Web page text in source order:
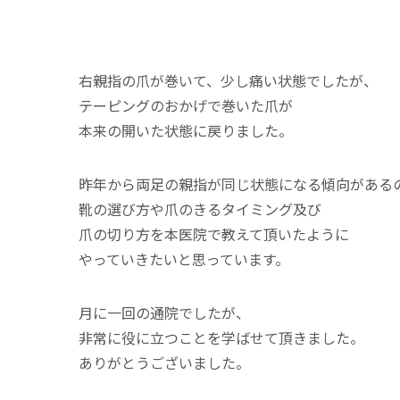
右親指の爪が巻いて、少し痛い状態でしたが、
テーピングのおかげで巻いた爪が
本来の開いた状態に戻りました。
昨年から両足の親指が同じ状態になる傾向がある
靴の選び方や爪のきるタイミング及び
爪の切り方を本医院で教えて頂いたように
やっていきたいと思っています。
月に一回の通院でしたが、
非常に役に立つことを学ばせて頂きました。
ありがとうございました。